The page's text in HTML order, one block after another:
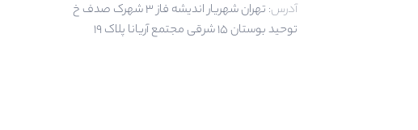
آدرس:
تهران شهریار اندیشه فاز 3 شهرک صدف خ
توحید بوستان 15 شرقی مجتمع آریانا پلاک 19